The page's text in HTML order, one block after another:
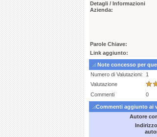
Detagli / Informazioni
Azienda:
Parole Chiave:
Link aggiunto:
Note concesso per
Numero di Valutazioni:
1
Valutazione
Commenti
0
Commenti aggiunto ai
Autore